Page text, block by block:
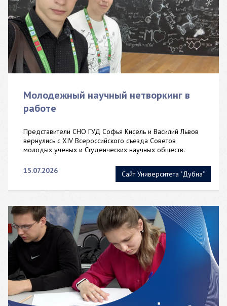
Сайт Университета "Дубна"
Молодежный научный нетворкинг в
работе
Представители СНО ГУД Софья Кисель и Василий Львов
вернулись с XIV Всероссийского съезда Советов
молодых ученых и Студенческих научных обществ.
15.07.2026